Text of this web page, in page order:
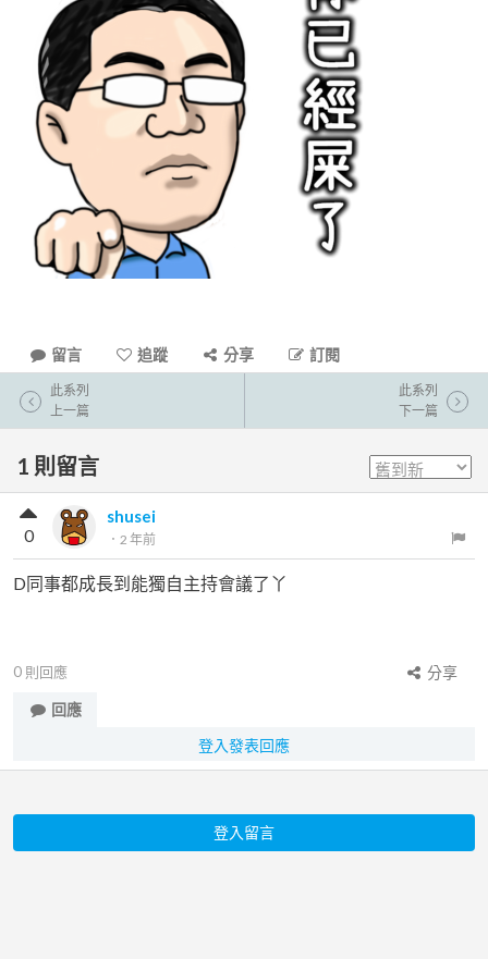
留言 追蹤 分享 訂閱
此系列
上一篇
此系列
下一篇
1 則留言
shusei
． 2 年前
0
D同事都成長到能獨自主持會議了丫
0 則回應
分享
回應
登入發表回應
登入留言